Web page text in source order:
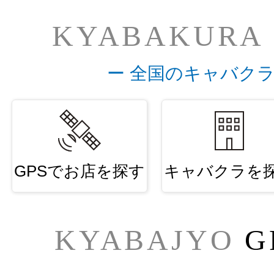
KYABAKURA
ー 全国のキャバク
GPSでお店を探す キャバクラを
KYABAJYO